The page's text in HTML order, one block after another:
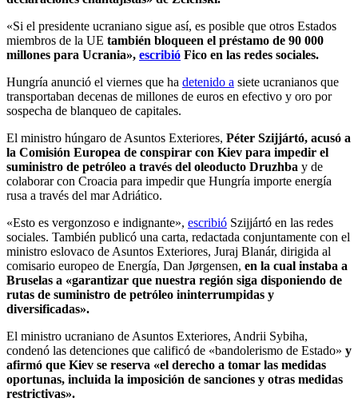
«Si el presidente ucraniano sigue así, es posible que otros Estados
miembros de la UE también bloqueen el préstamo de 90 000
millones para Ucrania», escribió Fico en las redes sociales.
Hungría anunció el viernes que ha detenido a siete ucranianos que
transportaban decenas de millones de euros en efectivo y oro por
sospecha de blanqueo de capitales.
El ministro húngaro de Asuntos Exteriores, Péter Szijjártó, acusó a
la Comisión Europea de conspirar con Kiev para impedir el
suministro de petróleo a través del oleoducto Druzhba y de
colaborar con Croacia para impedir que Hungría importe energía
rusa a través del mar Adriático.
«Esto es vergonzoso e indignante», escribió Szijjártó en las redes
sociales. También publicó una carta, redactada conjuntamente con el
ministro eslovaco de Asuntos Exteriores, Juraj Blanár, dirigida al
comisario europeo de Energía, Dan Jørgensen, en la cual instaba a
Bruselas a «garantizar que nuestra región siga disponiendo de
rutas de suministro de petróleo ininterrumpidas y
diversificadas».
El ministro ucraniano de Asuntos Exteriores, Andrii Sybiha,
condenó las detenciones que calificó de «bandolerismo de Estado» y
afirmó que Kiev se reserva «el derecho a tomar las medidas
oportunas, incluida la imposición de sanciones y otras medidas
restrictivas».